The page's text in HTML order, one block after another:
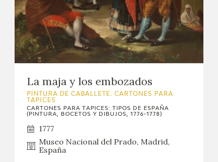
La maja y los embozados
PINTURA DE CABALLETE. CARTONES PARA
TAPICES
CARTONES PARA TAPICES: TIPOS DE ESPAÑA
(PINTURA, BOCETOS Y DIBUJOS, 1776-1778)
1777
Museo Nacional del Prado, Madrid,
España